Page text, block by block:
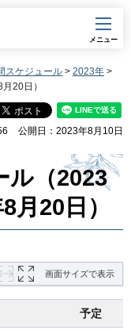
メニュー
スケジュール > 2023年 >
20日）
公開日：2023年8月10日
ル（2023
月20日）
画面サイズで表示
予定